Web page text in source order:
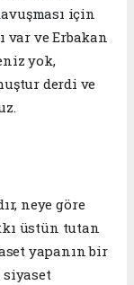
için
var ve Erbakan
yok,
derdi ve
neye göre
üstün tutan
yapanın bir
siyaset